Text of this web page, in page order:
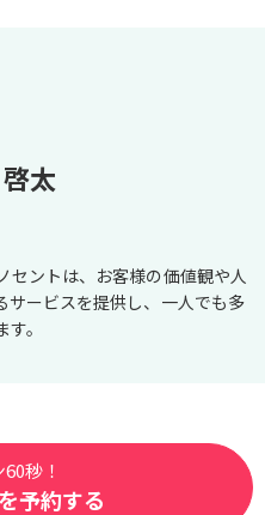
太
セントは、お客様の価値観や人
サービスを提供し、一人でも多
。
秒！
予約する